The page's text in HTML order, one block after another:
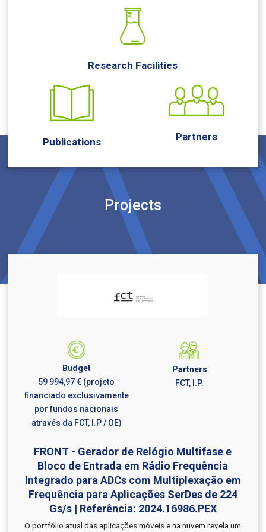
Research Facilities
Publications Partners
Projects
Budget
59 994,97 € (projeto
financiado exclusivamente
por fundos nacionais
através da FCT, I.P / OE)
Partners
FCT, I.P.
FRONT - Gerador de Relógio Multifase e
Bloco de Entrada em Rádio Frequência
Integrado para ADCs com Multiplexação em
Frequência para Aplicações SerDes de 224
Gs/s | Referência: 2024.16986.PEX
O portfólio atual das aplicações móveis e na nuvem revela um